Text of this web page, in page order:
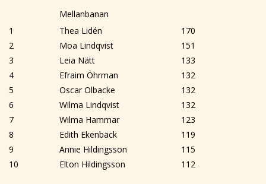
Mellanbanan
1
Thea Lidén
170
2
Moa Lindqvist
151
3
Leia Nätt
133
4
Efraim Öhrman
132
5
Oscar Olbacke
132
6
Wilma Lindqvist
132
7
Wilma Hammar
123
8
Edith Ekenbäck
119
9
Annie Hildingsson
115
10
Elton Hildingsson 112